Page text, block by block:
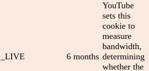
6 months
YouTube
sets this
cookie to
measure
bandwidth,
determining
whether the